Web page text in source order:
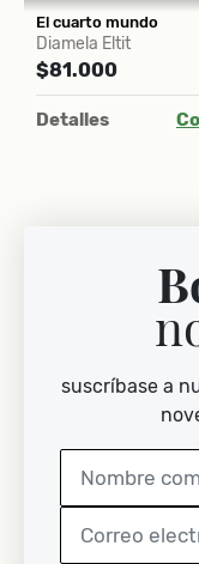
El cuarto mundo
Diamela Eltit
$81.000
Detalles
suscríbase a